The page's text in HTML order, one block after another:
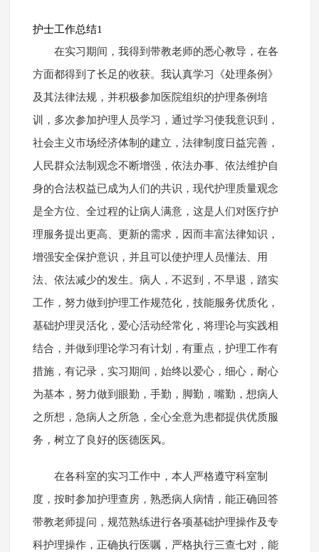
护士工作总结1
在实习期间，我得到带教老师的悉心教导，在各
方面都得到了长足的收获。我认真学习《处理条例》
及其法律法规，并积极参加医院组织的护理条例培
训，多次参加护理人员学习，通过学习使我意识到，
社会主义市场经济体制的建立，法律制度日益完善，
人民群众法制观念不断增强，依法办事、依法维护自
身的合法权益已成为人们的共识，现代护理质量观念
是全方位、全过程的让病人满意，这是人们对医疗护
理服务提出更高、更新的需求，因而丰富法律知识，
增强安全保护意识，并且可以使护理人员懂法、用
法、依法减少的发生。病人，不迟到，不早退，踏实
工作，努力做到护理工作规范化，技能服务优质化，
基础护理灵活化，爱心活动经常化，将理论与实践相
结合，并做到理论学习有计划，有重点，护理工作有
措施，有记录，实习期间，始终以爱心，细心，耐心
为基本，努力做到眼勤，手勤，脚勤，嘴勤，想病人
之所想，急病人之所急，全心全意为患都提供优质服
务，树立了良好的医德医风。
在各科室的实习工作中，本人严格遵守科室制
度，按时参加护理查房，熟悉病人病情，能正确回答
带教老师提问，规范熟练进行各项基础护理操作及专
科护理操作，正确执行医嘱，严格执行三查七对，能